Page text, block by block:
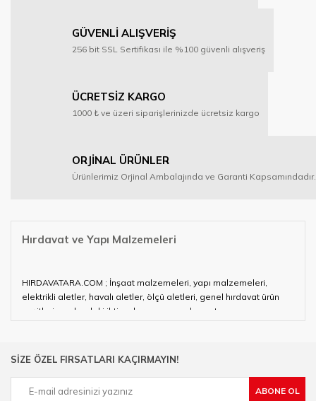
GÜVENLİ ALIŞVERİŞ
256 bit SSL Sertifikası ile %100 güvenli alışveriş
ÜCRETSİZ KARGO
1000 ₺ ve üzeri siparişlerinizde ücretsiz kargo
ORJİNAL ÜRÜNLER
Ürünlerimiz Orjinal Ambalajında ve Garanti Kapsamındadır.
Hırdavat ve Yapı Malzemeleri
HIRDAVATARA.COM ; İnşaat malzemeleri, yapı malzemeleri,
elektrikli aletler, havalı aletler, ölçü aletleri, genel hırdavat ürün
çeşitleri ve alandaki ihtiyaçlarınızın neredeyse tamamını
çalışan HIRDAVATARA.COM geniş ürün yelpazesi ile siz değerli
Ülkemizde özellikle gelişen sanayi, inşaat ve fabrikalaşma
SİZE ÖZEL FIRSATLARI KAÇIRMAYIN!
ABONE OL